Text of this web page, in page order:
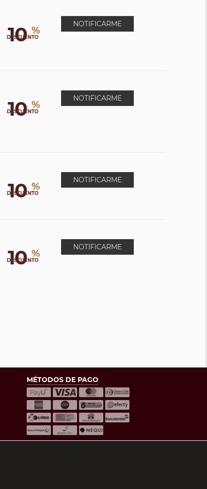
10 %
DESCUENTO
NOTIFICARME
10 %
DESCUENTO
NOTIFICARME
10 %
DESCUENTO
NOTIFICARME
10 %
DESCUENTO
NOTIFICARME
MÉTODOS DE PAGO